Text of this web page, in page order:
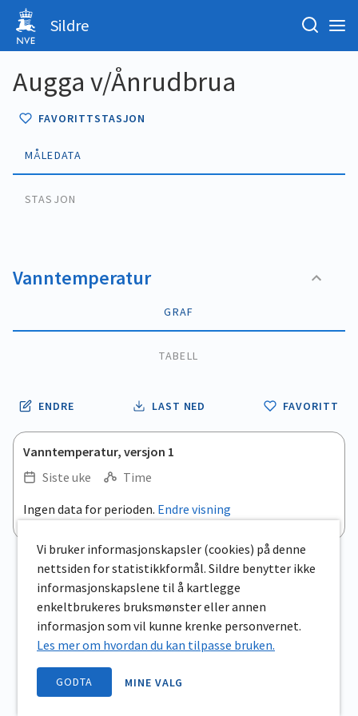
Sildre
Augga v/Ånrudbrua
FAVORITTSTASJON
MÅLEDATA
STASJON
Vanntemperatur
GRAF
TABELL
ENDRE LAST NED FAVORITT
Vanntemperatur, versjon 1
Siste uke
Time
Ingen data for perioden. Endre visning
Vi bruker informasjonskapsler (cookies) på denne
nettsiden for statistikkformål. Sildre benytter ikke
informasjonskapslene til å kartlegge
enkeltbrukeres bruksmønster eller annen
informasjon som vil kunne krenke personvernet.
Les mer om hvordan du kan tilpasse bruken.
GODTA MINE VALG